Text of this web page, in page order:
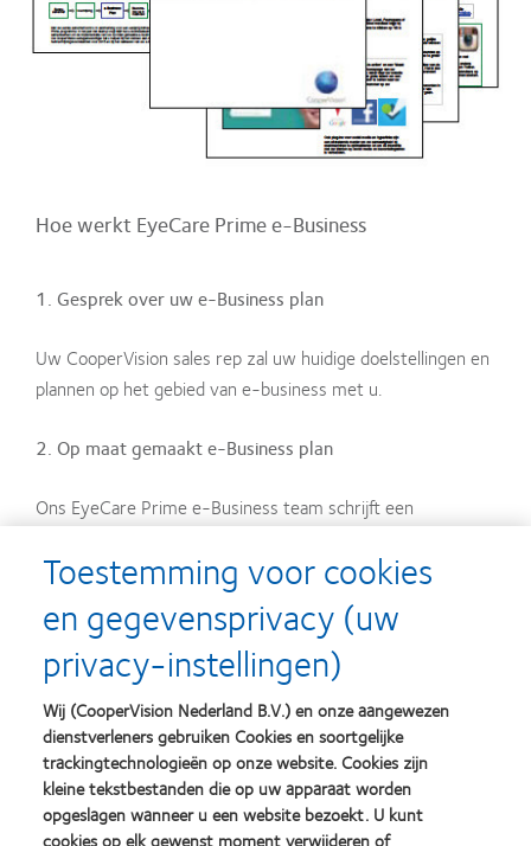
Hoe werkt EyeCare Prime e-Business
1. Gesprek over uw e-Business plan
Uw CooperVision sales rep zal uw huidige doelstellingen en
plannen op het gebied van e-business met u.
2. Op maat gemaakt e-Business plan
Ons EyeCare Prime e-Business team schrijft een
onderzoeksinformatie en benchmarkgegevens met
3. Best-in-class oplossingen
U beslist zelf wat het beste atieplanvoor uw winkel is. Voor
vragen over de uitvoering van het e-Business plan en de
technologische oplossingen kunt u terecht bij uw e-
Business consultant.
Toestemming voor cookies
en gegevensprivacy (uw
privacy-instellingen)
Wij (CooperVision Nederland B.V.) en onze aangewezen
dienstverleners gebruiken Cookies en soortgelijke
trackingtechnologieën op onze website. Cookies zijn
kleine tekstbestanden die op uw apparaat worden
opgeslagen wanneer u een website bezoekt. U kunt